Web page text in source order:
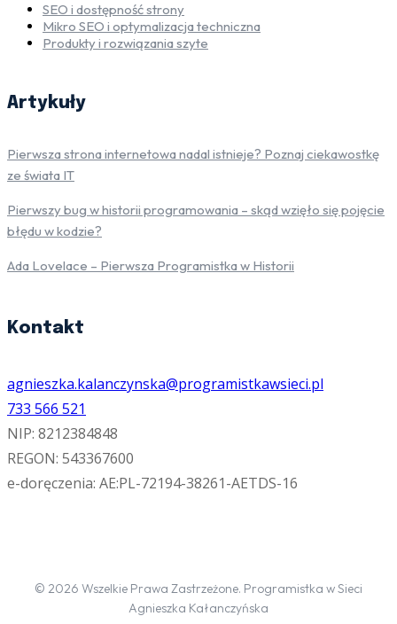
SEO i dostępność strony
Mikro SEO i optymalizacja techniczna
Produkty i rozwiązania szyte
Artykuły
Pierwsza strona internetowa nadal istnieje? Poznaj ciekawostkę
ze świata IT
Pierwszy bug w historii programowania – skąd wzięło się pojęcie
błędu w kodzie?
Ada Lovelace – Pierwsza Programistka w Historii
Kontakt
agnieszka.kalanczynska@programistkawsieci.pl
733 566 521
NIP: 8212384848
REGON: 543367600
e-doręczenia: AE:PL-72194-38261-AETDS-16
© 2026 Wszelkie Prawa Zastrzeżone. Programistka w Sieci
Agnieszka Kałanczyńska